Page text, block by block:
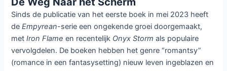
generaal in het leger van Navarra, gedwongen wordt haar
droom om een Scribe te worden op te geven. In plaats
daarvan moet ze zich aansluiten bij de drakenrijders van
het beruchte Basgiath War College, waar de filosofie
“Graduate or Die” regeert. Dit college traint aankomende
drakenruiters in een harde en gevaarlijke omgeving.